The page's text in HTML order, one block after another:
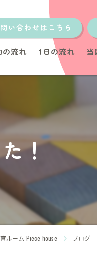
い合わせはこちら
の流れ 1日の流れ 当
！
ルーム Piece house ブログ